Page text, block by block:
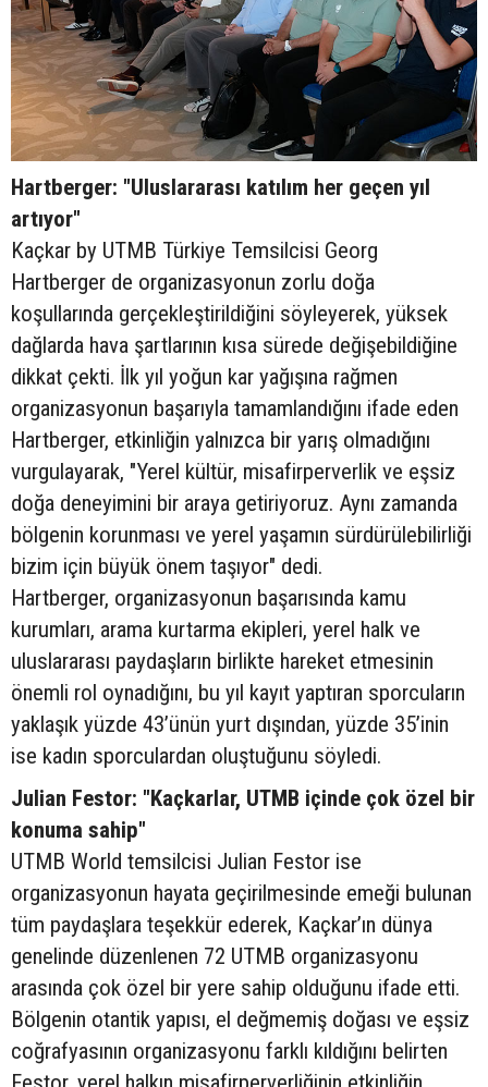
Hartberger: "Uluslararası katılım her geçen yıl
artıyor"
Kaçkar by UTMB Türkiye Temsilcisi Georg
Hartberger de organizasyonun zorlu doğa
koşullarında gerçekleştirildiğini söyleyerek, yüksek
dağlarda hava şartlarının kısa sürede değişebildiğine
dikkat çekti. İlk yıl yoğun kar yağışına rağmen
organizasyonun başarıyla tamamlandığını ifade eden
Hartberger, etkinliğin yalnızca bir yarış olmadığını
vurgulayarak, "Yerel kültür, misafirperverlik ve eşsiz
doğa deneyimini bir araya getiriyoruz. Aynı zamanda
bölgenin korunması ve yerel yaşamın sürdürülebilirliği
bizim için büyük önem taşıyor" dedi.
Hartberger, organizasyonun başarısında kamu
kurumları, arama kurtarma ekipleri, yerel halk ve
uluslararası paydaşların birlikte hareket etmesinin
önemli rol oynadığını, bu yıl kayıt yaptıran sporcuların
yaklaşık yüzde 43’ünün yurt dışından, yüzde 35’inin
ise kadın sporculardan oluştuğunu söyledi.
Julian Festor: "Kaçkarlar, UTMB içinde çok özel bir
konuma sahip"
UTMB World temsilcisi Julian Festor ise
organizasyonun hayata geçirilmesinde emeği bulunan
tüm paydaşlara teşekkür ederek, Kaçkar’ın dünya
genelinde düzenlenen 72 UTMB organizasyonu
arasında çok özel bir yere sahip olduğunu ifade etti.
Bölgenin otantik yapısı, el değmemiş doğası ve eşsiz
coğrafyasının organizasyonu farklı kıldığını belirten